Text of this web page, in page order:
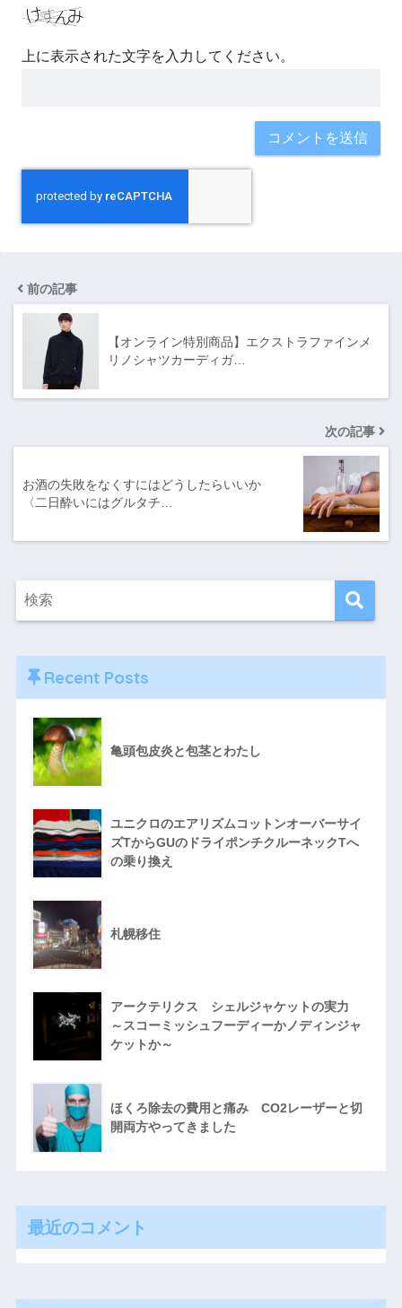
上に表示された文字を入力してください。
前の記事
【オンライン特別商品】エクストラファインメ
リノシャツカーディガ…
次の記事
お酒の失敗をなくすにはどうしたらいいか
〈二日酔いにはグルタチ…
Recent Posts
亀頭包皮炎と包茎とわたし
ユニクロのエアリズムコットンオーバーサイ
ズTからGUのドライポンチクルーネックTへ
の乗り換え
札幌移住
アークテリクス シェルジャケットの実力
～スコーミッシュフーディーかノディンジャ
ケットか～
ほくろ除去の費用と痛み CO2レーザーと切
開両方やってきました
最近のコメント